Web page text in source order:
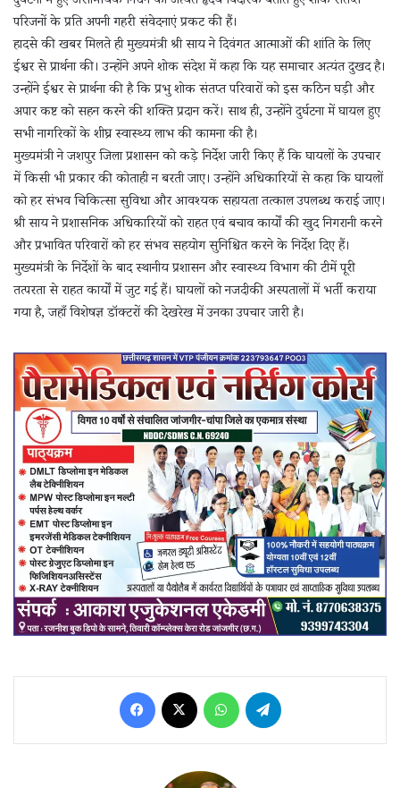
परिजनों के प्रति अपनी गहरी संवेदनाएं प्रकट की हैं।
हादसे की खबर मिलते ही मुख्यमंत्री श्री साय ने दिवंगत आत्माओं की शांति के लिए
ईश्वर से प्रार्थना की। उन्होंने अपने शोक संदेश में कहा कि यह समाचार अत्यंत दुखद है।
उन्होंने ईश्वर से प्रार्थना की है कि प्रभु शोक संतप्त परिवारों को इस कठिन घड़ी और
अपार कष्ट को सहन करने की शक्ति प्रदान करें। साथ ही, उन्होंने दुर्घटना में घायल हुए
सभी नागरिकों के शीघ्र स्वास्थ्य लाभ की कामना की है।
मुख्यमंत्री ने जशपुर जिला प्रशासन को कड़े निर्देश जारी किए हैं कि घायलों के उपचार
में किसी भी प्रकार की कोताही न बरती जाए। उन्होंने अधिकारियों से कहा कि घायलों
को हर संभव चिकित्सा सुविधा और आवश्यक सहायता तत्काल उपलब्ध कराई जाए।
श्री साय ने प्रशासनिक अधिकारियों को राहत एवं बचाव कार्यों की खुद निगरानी करने
और प्रभावित परिवारों को हर संभव सहयोग सुनिश्चित करने के निर्देश दिए हैं।
मुख्यमंत्री के निर्देशों के बाद स्थानीय प्रशासन और स्वास्थ्य विभाग की टीमें पूरी
तत्परता से राहत कार्यों में जुट गई हैं। घायलों को नजदीकी अस्पतालों में भर्ती कराया
गया है, जहाँ विशेषज्ञ डॉक्टरों की देखरेख में उनका उपचार जारी है।
Facebook WhatsApp